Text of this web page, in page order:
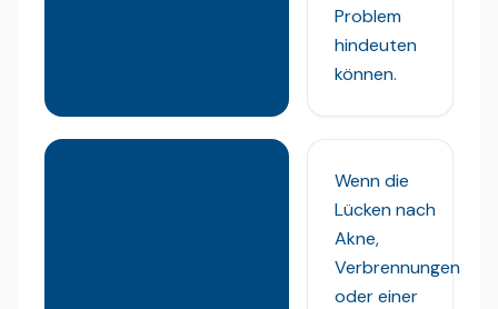
Problem
hindeuten
können.
Wenn die
Lücken nach
Akne,
Verbrennungen
oder einer